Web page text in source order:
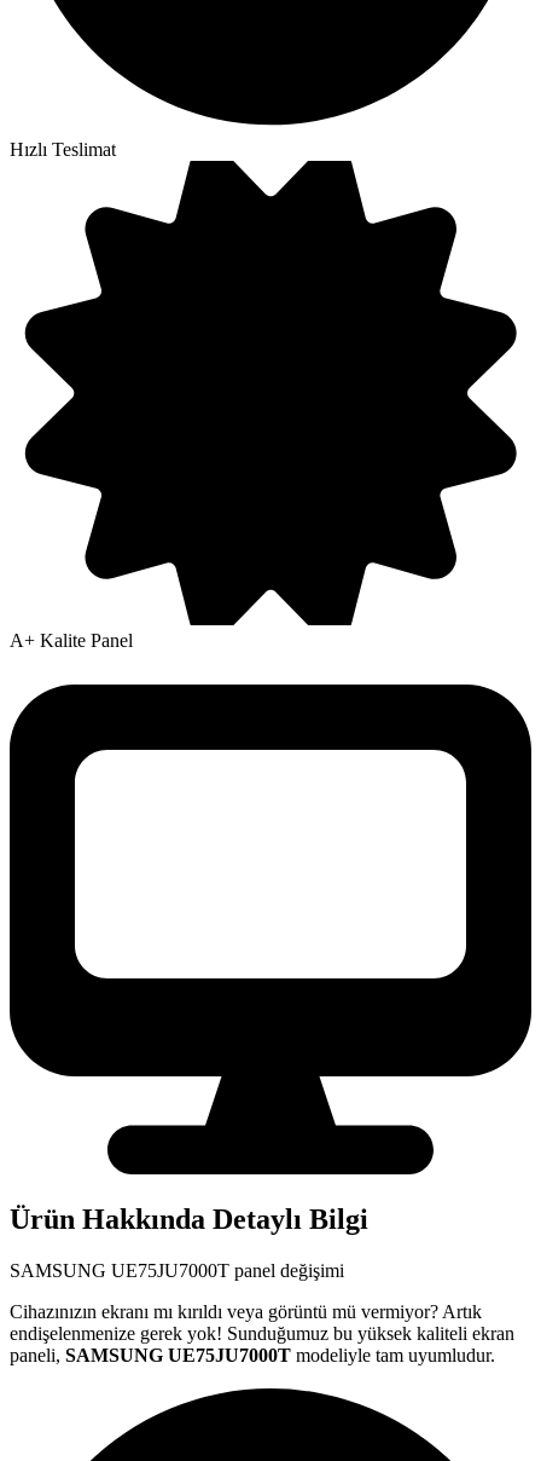
Hızlı Teslimat
A+ Kalite Panel
Ürün Hakkında Detaylı Bilgi
SAMSUNG UE75JU7000T panel değişimi
Cihazınızın ekranı mı kırıldı veya görüntü mü vermiyor? Artık
endişelenmenize gerek yok! Sunduğumuz bu yüksek kaliteli ekran
paneli, SAMSUNG UE75JU7000T modeliyle tam uyumludur.